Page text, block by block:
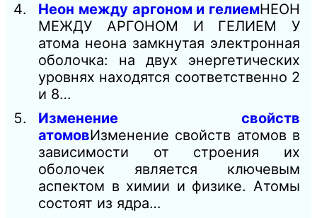
Неон между аргоном и гелиемНЕОН
МЕЖДУ АРГОНОМ И ГЕЛИЕМ У
атома неона замкнутая электронная
оболочка: на двух энергетических
уровнях находятся соответственно 2
и 8…
Изменение свойств
атомовИзменение свойств атомов в
зависимости от строения их
оболочек является ключевым
аспектом в химии и физике. Атомы
состоят из ядра…